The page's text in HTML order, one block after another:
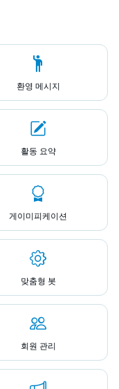
환영 메시지
활동 요약
게이미피케이션
맞춤형 봇
회원 관리